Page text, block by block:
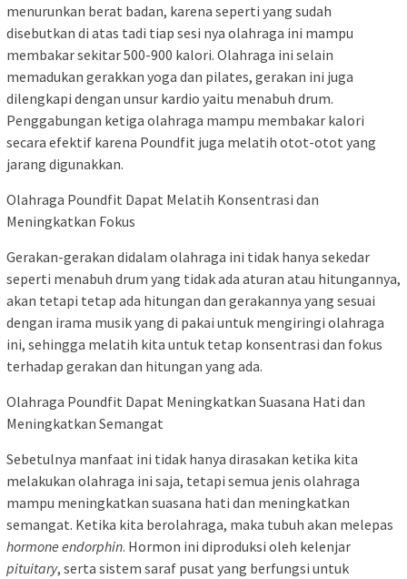
menurunkan berat badan, karena seperti yang sudah
disebutkan di atas tadi tiap sesi nya olahraga ini mampu
membakar sekitar 500-900 kalori. Olahraga ini selain
memadukan gerakkan yoga dan pilates, gerakan ini juga
dilengkapi dengan unsur kardio yaitu menabuh drum.
Penggabungan ketiga olahraga mampu membakar kalori
secara efektif karena Poundfit juga melatih otot-otot yang
jarang digunakkan.
Olahraga Poundfit Dapat Melatih Konsentrasi dan
Meningkatkan Fokus
Gerakan-gerakan didalam olahraga ini tidak hanya sekedar
seperti menabuh drum yang tidak ada aturan atau hitungannya,
akan tetapi tetap ada hitungan dan gerakannya yang sesuai
dengan irama musik yang di pakai untuk mengiringi olahraga
ini, sehingga melatih kita untuk tetap konsentrasi dan fokus
terhadap gerakan dan hitungan yang ada.
Olahraga Poundfit Dapat Meningkatkan Suasana Hati dan
Meningkatkan Semangat
Sebetulnya manfaat ini tidak hanya dirasakan ketika kita
melakukan olahraga ini saja, tetapi semua jenis olahraga
mampu meningkatkan suasana hati dan meningkatkan
semangat. Ketika kita berolahraga, maka tubuh akan melepas
hormone endorphin. Hormon ini diproduksi oleh kelenjar
pituitary, serta sistem saraf pusat yang berfungsi untuk